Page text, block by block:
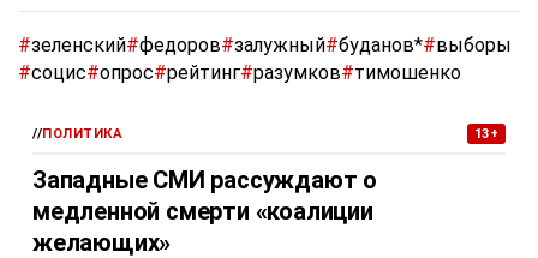
#зеленский#федоров#залужный#буданов*#выборы
#социс#опрос#рейтинг#разумков#тимошенко
//ПОЛИТИКА 13+
Западные СМИ рассуждают о
медленной смерти «коалиции
желающих»